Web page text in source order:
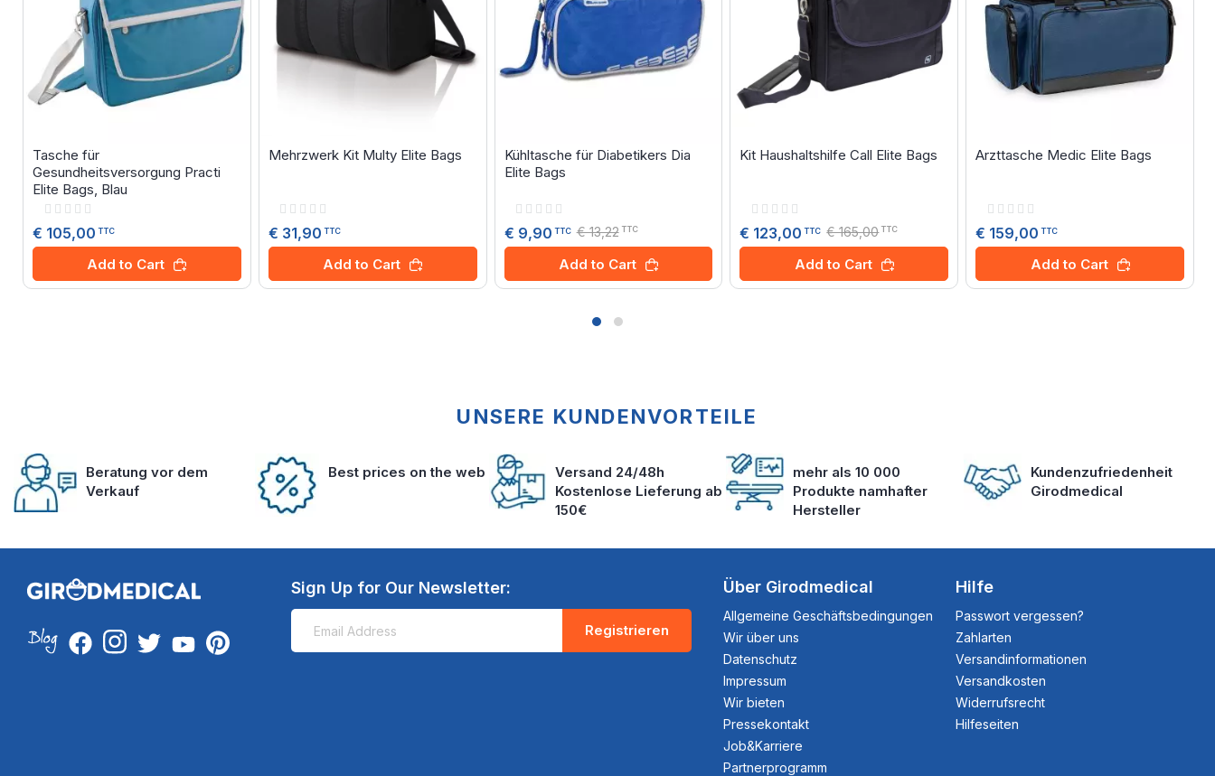
Tasche für
Gesundheitsversorgung Practi
Elite Bags, Blau
Rating:
€ 105,00 TTC
Add to Cart
Mehrzwerk Kit Multy Elite Bags
Rating:
€ 31,90 TTC
Add to Cart
Kühltasche für Diabetikers Dia
Elite Bags
Rating:
€ 9,90 TTC € 13,22 TTC
Add to Cart
Kit Haushaltshilfe Call Elite Bags
Rating:
€ 123,00 TTC € 165,00 TTC
Add to Cart
Arzttasche Medic Elite Bags
Rating:
€ 159,00 TTC
Add to Cart
UNSERE KUNDENVORTEILE
Beratung vor dem
Verkauf
Best prices on the web
Versand 24/48h
Kostenlose Lieferung ab
150€
mehr als 10 000
Produkte namhafter
Hersteller
Kundenzufriedenheit
Girodmedical
Sign Up for Our Newsletter:
Registrieren
Über Girodmedical
Allgemeine Geschäftsbedingungen
Wir über uns
Datenschutz
Impressum
Wir bieten
Pressekontakt
Job&Karriere
Partnerprogramm
Hilfe
Passwort vergessen?
Zahlarten
Versandinformationen
Versandkosten
Widerrufsrecht
Hilfeseiten